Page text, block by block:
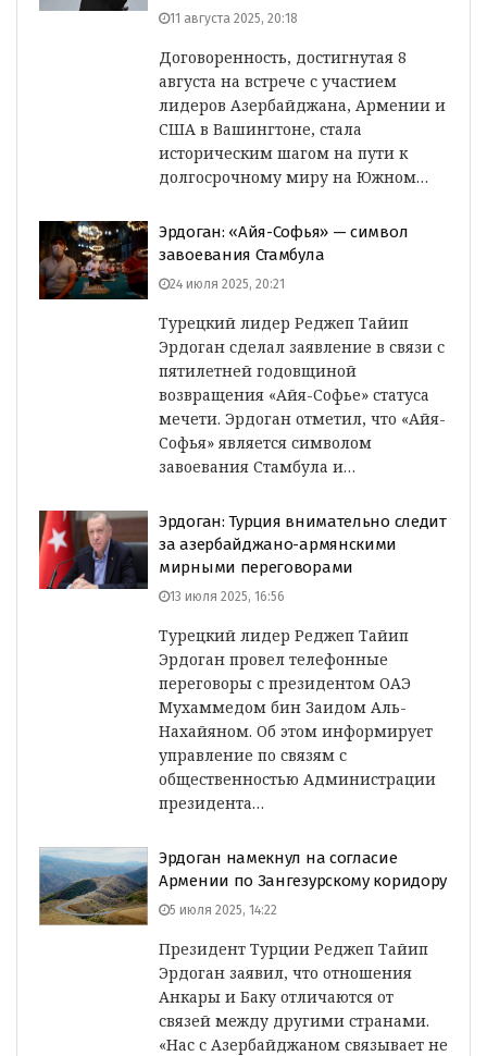
11 августа 2025, 20:18
Договоренность, достигнутая 8
августа на встрече с участием
лидеров Азербайджана, Армении и
США в Вашингтоне, стала
историческим шагом на пути к
долгосрочному миру на Южном…
Эрдоган: «Айя-Софья» — символ
завоевания Стамбула
24 июля 2025, 20:21
Турецкий лидер Реджеп Тайип
Эрдоган сделал заявление в связи с
пятилетней годовщиной
возвращения «Айя-Софье» статуса
мечети. Эрдоган отметил, что «Айя-
Софья» является символом
завоевания Стамбула и…
Эрдоган: Турция внимательно следит
за азербайджано-армянскими
мирными переговорами
13 июля 2025, 16:56
Турецкий лидер Реджеп Тайип
Эрдоган провел телефонные
переговоры с президентом ОАЭ
Мухаммедом бин Заидом Аль-
Нахайяном. Об этом информирует
управление по связям с
общественностью Администрации
президента…
Эрдоган намекнул на согласие
Армении по Зангезурскому коридору
5 июля 2025, 14:22
Президент Турции Реджеп Тайип
Эрдоган заявил, что отношения
Анкары и Баку отличаются от
связей между другими странами.
«Нас с Азербайджаном связывает не